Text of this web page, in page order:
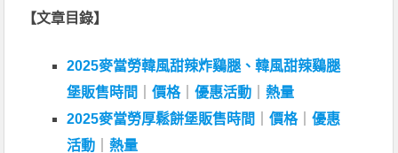
【文章目錄】
2025麥當勞韓風甜辣炸鷄腿、韓風甜辣鷄腿
堡販售時間
｜價格｜優惠活動 ｜熱量
2025麥當勞厚鬆餅堡販售時間
｜價格｜優惠
活動 ｜熱量